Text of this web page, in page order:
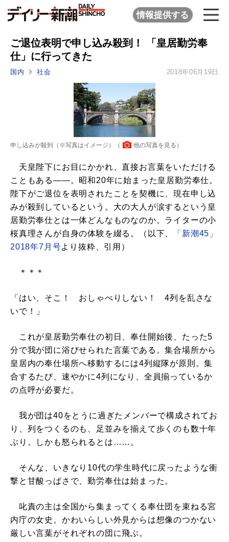
情報提供する
ご退位表明で申し込み殺到！ 「皇居勤労奉
仕」に行ってきた
国内 社会 2018年06月19日
申し込みが殺到（※写真はイメージ）（ 他の写真を見る ）
天皇陛下にお目にかかれ、直接お言葉をいただける
こともある――。昭和20年に始まった皇居勤労奉仕。
陛下がご退位を表明されたことを契機に、現在申し込
みが殺到しているという。大の大人が涙するという皇
居勤労奉仕とは一体どんなものなのか。ライターの小
桜真理さんが自身の体験を綴る。（以下、
「新潮45」
2018年7月号より抜粋、引用）
＊＊＊
「はい、そこ！ おしゃべりしない！ 4列を乱さな
いで！」
これが皇居勤労奉仕の初日、奉仕開始後、たった5
分で我が団に浴びせられた言葉である。集合場所から
皇居内の奉仕場所へ移動するには4列縦隊が原則。集
合するたび、速やかに4列になり、全員揃っているか
の点呼が必要だ。
我が団は40をとうに過ぎたメンバーで構成されてお
り、列をつくるのも、足並みを揃えて歩くのも数十年
ぶり。しかも怒られるとは……。
そんな、いきなり10代の学生時代に戻ったような衝
撃と甘酸っぱさで、勤労奉仕は始まった。
叱責の主は全国から集まってくる奉仕団を束ねる宮
内庁の女史。かわいらしい外見からは想像のつかない
厳しい言葉がそれぞれの団に飛ぶ。